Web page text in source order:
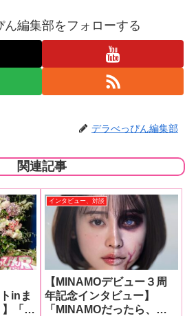
ん編集部をフォローする
デラべっぴん編集部
関連記事
inま
「百
インタビュー、対談
【MINAMOデビュー３周
年記念インタビュー】
「MINAMOだったら、こ